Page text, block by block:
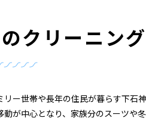
クリーニン
ー世帯や長年の住民が暮らす下石
が中心となり、家族分のスーツや